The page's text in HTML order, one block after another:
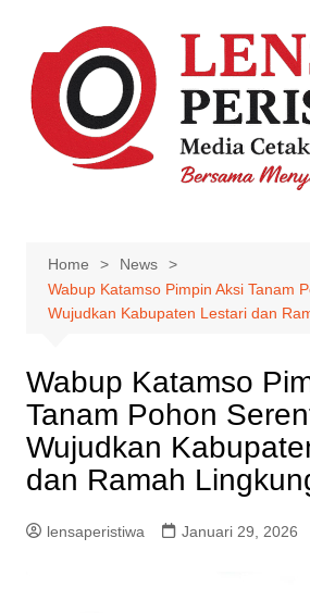
content
Home
News
Wabup Katamso Pimpin Aksi Tanam
Wujudkan Kabupaten Lestari dan
Wabup Katamso
Tanam Pohon
Wujudkan
dan Ramah
lensaperistiwa Januari 29, 2026